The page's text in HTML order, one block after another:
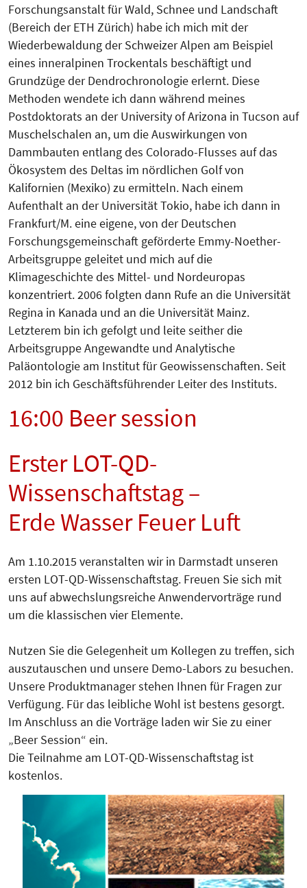
Forschungsanstalt für Wald, Schnee und Landschaft
(Bereich der ETH Zürich) habe ich mich mit der
Wiederbewaldung der Schweizer Alpen am Beispiel
eines inneralpinen Trockentals beschäftigt und
Grundzüge der Dendrochronologie erlernt. Diese
Methoden wendete ich dann während meines
Postdoktorats an der University of Arizona in Tucson auf
Muschelschalen an, um die Auswirkungen von
Dammbauten entlang des Colorado-Flusses auf das
Ökosystem des Deltas im nördlichen Golf von
Kalifornien (Mexiko) zu ermitteln. Nach einem
Aufenthalt an der Universität Tokio, habe ich dann in
Frankfurt/M. eine eigene, von der Deutschen
Forschungsgemeinschaft geförderte Emmy-Noether-
Arbeitsgruppe geleitet und mich auf die
Klimageschichte des Mittel- und Nordeuropas
konzentriert. 2006 folgten dann Rufe an die Universität
Regina in Kanada und an die Universität Mainz.
Letzterem bin ich gefolgt und leite seither die
Arbeitsgruppe Angewandte und Analytische
Paläontologie am Institut für Geowissenschaften. Seit
2012 bin ich Geschäftsführender Leiter des Instituts.
16:00 Beer session
Erster LOT-QD-
Wissenschaftstag –
Erde Wasser Feuer Luft
Am 1.10.2015 veranstalten wir in Darmstadt unseren
ersten LOT-QD-Wissenschaftstag. Freuen Sie sich mit
uns auf abwechslungsreiche An­wen­dervorträge rund
um die klassischen vier Elemente.
Nutzen Sie die Gele­genheit um Kol­legen zu treffen, sich
auszutauschen und unsere De­mo-Labors zu be­su­chen.
Unsere Produktmanager stehen Ihnen für Fragen zur
Verfügung. Für das leibliche Wohl ist bestens gesorgt.
Im Anschluss an die Vorträge laden wir Sie zu einer
„Beer Session“ ein.
Die Teilnahme am LOT-QD-Wissen­schaftstag ist
kostenlos.